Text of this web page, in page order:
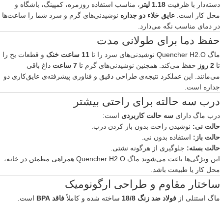
دسته‌دار با ظرفیت 1.18 لیتر
، مناسب استفاده روزمره، کمپینگ، باشگاه و
محل کار است. عایق خلاء دو جداره نوشیدنی‌های گرم و سرد شما را ساعت‌ها
در دمای مناسب نگه می‌دارد.
حفظ دما برای طولانی مدت
ماگ Quencher H2.O نوشیدنی‌های سرد را تا 11 ساعت خنک
و قطعات یخ را
تا 2 روز حفظ می‌کند. همچنین نوشیدنی‌های گرم تا 7 ساعت
داغ باقی
می‌مانند. این عملکرد نتیجه‌ی طراحی دقیق و فناوری پیشرفته‌ی عایق‌کاری دو
جداره است.
درب سه حالته برای راحتی بیشتر
درب ماگ دارای سه حالت کاربردی است:
حالت نی: نوشیدن راحت بدون باز کردن درب.
حالت باز: استفاده بدون نی.
حالت بسته: جلوگیری از هرگونه نشتی.
این ویژگی‌ها باعث می‌شوند ماگ Quencher H2.O همراهی مطمئن در خانه،
محل کار یا طبیعت باشد.
ساختار مقاوم و طراحی ارگونومیک
ماگ استنلی از فولاد ضد زنگ 18/8 ساخته شده و کاملاًفاقد BPA
است.